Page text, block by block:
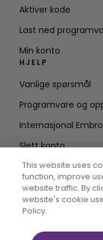
Aktiver kode
Last ned
Min konto
HJELP
Vanlige spørsmål
Programvare og
Internasjonal
Slett konto
postadresse
This website uses
function, improve
website traffic. By
website's cookie
Policy.